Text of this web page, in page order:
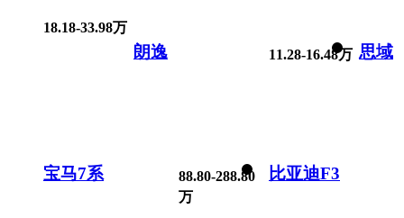
18.18-33.98万
朗逸 11.28-16.48万 思域
宝马7系
88.80-288.80
万
比亚迪F3